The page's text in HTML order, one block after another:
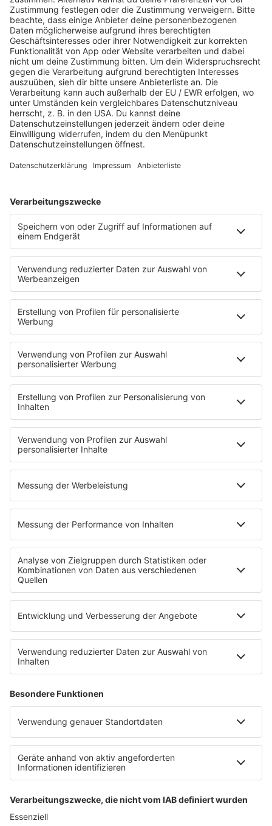
Jetzt abspielen
Es läuft:
BRYAN ADAMS mit HEAVEN
HOME
SERVICE
Kontakt
Newsletter
Über ROCK FM
Jobs & Praktika
Pressekontakt
Presse & Downloads
Verkehr
Wetter
EMPFANG
Übersicht
ROCK FM App
Partner
radio.de
Phonostar
REGENBOGEN 2
WERBUNG
Leistungen und Produkte
Mediadaten und Preisliste
Ansprechpartner
RECHTLICHES
Impressum
Datenschutzeinstellungen
Datenverarbeitung bei Gewinnspielen
Teilnahmebedingungen
Gewinnspielregeln Social Media
KI-Leitlinie
KI-Leitlinie